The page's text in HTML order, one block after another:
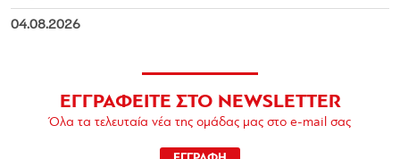
04.08.2026
ΕΓΓΡΑΦΕΙΤΕ ΣΤΟ NEWSLETTER
Όλα τα τελευταία νέα της ομάδας μας στο e-mail σας